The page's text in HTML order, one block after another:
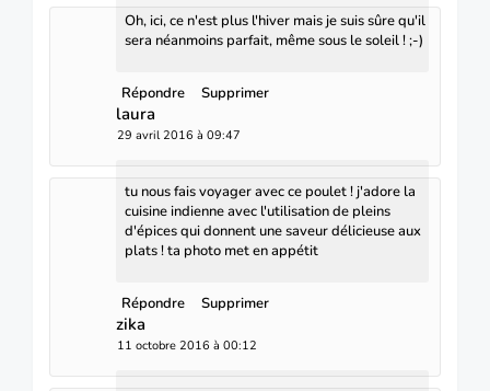
Oh, ici, ce n'est plus l'hiver mais je suis sûre qu'il
sera néanmoins parfait, même sous le soleil ! ;-)
Répondre Supprimer
laura
29 avril 2016 à 09:47
tu nous fais voyager avec ce poulet ! j'adore la
cuisine indienne avec l'utilisation de pleins
d'épices qui donnent une saveur délicieuse aux
plats ! ta photo met en appétit
Répondre Supprimer
zika
11 octobre 2016 à 00:12